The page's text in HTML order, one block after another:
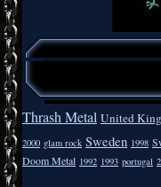
Thrash Metal United
2000 glam rock Sweden 1998
Doom Metal 1992 1993 portugal